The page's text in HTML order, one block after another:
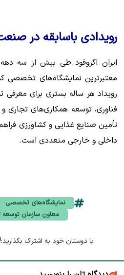
رویدادی باسابقه در
ایران اگروفود طی بیش از سه دهه
معتبرترین نمایشگاه‌های
رویداد هر ساله بستری برای معرفی
فناوری، توسعه همکاری‌های تجاری
تأمین صنایع غذایی و کشاورزی
داخلی و خارجی متعددی است.
نمایشگاه‌های تخصصی
معاون سازمان توسعه
با دوستان خود به اشتراک بگذارید: